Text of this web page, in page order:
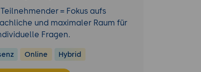
Teilnehmender = Fokus aufs
und maximaler Raum für
Fragen.
Online Hybrid